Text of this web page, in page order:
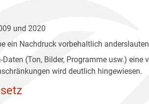
und 2020
ein Nachdruck vorbehaltlich
(Ton, Bilder, Programme usw.)
wird deutlich hingewiesen.